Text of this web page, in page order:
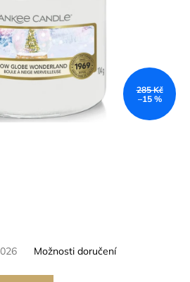
285 Kč
–15 %
Možnosti doručení